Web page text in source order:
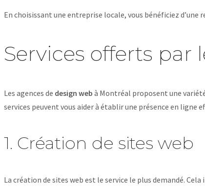
En choisissant une entreprise locale, vous bénéficiez
Services offerts par
Les agences de design web à Montréal proposent une
services peuvent vous aider à établir une présence en ligne
1. Création de sites web
La création de sites web est le service le plus demandé. Cela